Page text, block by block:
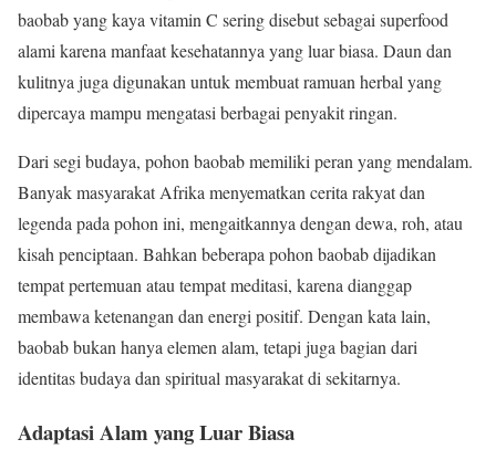
baobab yang kaya vitamin C sering disebut sebagai superfood
alami karena manfaat kesehatannya yang luar biasa. Daun dan
kulitnya juga digunakan untuk membuat ramuan herbal yang
dipercaya mampu mengatasi berbagai penyakit ringan.
Dari segi budaya, pohon baobab memiliki peran yang mendalam.
Banyak masyarakat Afrika menyematkan cerita rakyat dan
legenda pada pohon ini, mengaitkannya dengan dewa, roh, atau
kisah penciptaan. Bahkan beberapa pohon baobab dijadikan
tempat pertemuan atau tempat meditasi, karena dianggap
membawa ketenangan dan energi positif. Dengan kata lain,
baobab bukan hanya elemen alam, tetapi juga bagian dari
identitas budaya dan spiritual masyarakat di sekitarnya.
Adaptasi Alam yang Luar Biasa